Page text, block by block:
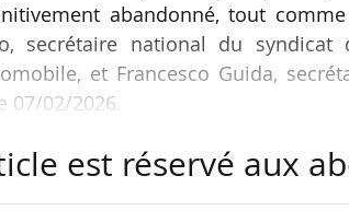
abandonné, tout
secrétaire national du syndicat
et Francesco Guida,
07/02/2026.
de batteries détenue par
est réservé aux